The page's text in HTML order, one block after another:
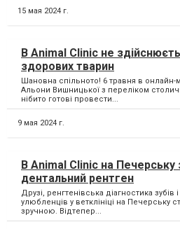
15 мая 2024 г.
В Animal Clinic не
здорових тварин
Шановна спільното! 6 травня в онлайн-
Альони Вишницької з переліком
нібито готові провести...
9 мая 2024 г.
В Animal Clinic на Печерську
дентальний рентген
Друзі, ренгтенівська діагностика
улюбленців у ветклініці на Печерську
зручною. Відтепер...